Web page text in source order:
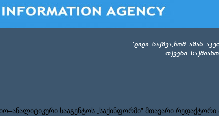
სააგენტოს „საქინფორმი” მთავარი